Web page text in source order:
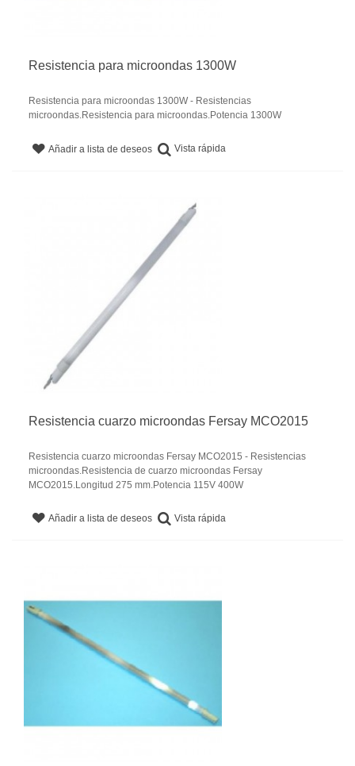
Resistencia para microondas 1300W
Resistencia para microondas 1300W - Resistencias
microondas.Resistencia para microondas.Potencia 1300W
Añadir a lista de deseos Vista rápida
Resistencia cuarzo microondas Fersay MCO2015
Resistencia cuarzo microondas Fersay MCO2015 - Resistencias
microondas.Resistencia de cuarzo microondas Fersay
MCO2015.Longitud 275 mm.Potencia 115V 400W
Añadir a lista de deseos Vista rápida